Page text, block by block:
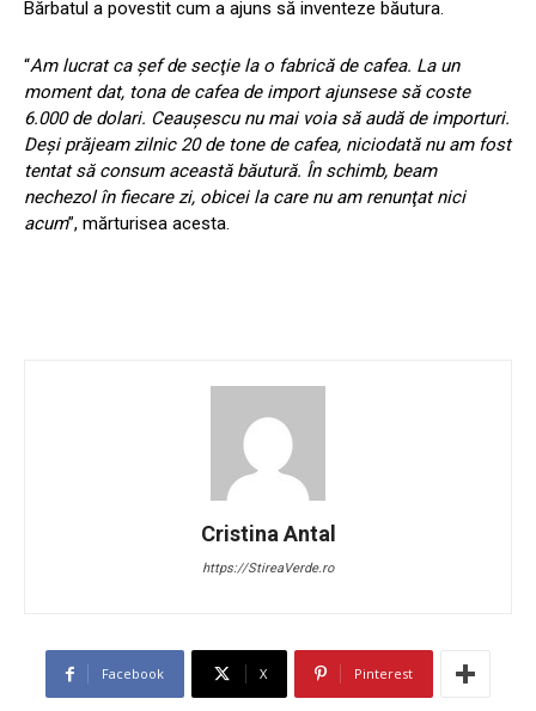
Bărbatul a povestit cum a ajuns să inventeze băutura.
“Am lucrat ca şef de secţie la o fabrică de cafea. La un
moment dat, tona de cafea de import ajunsese să coste
6.000 de dolari. Ceaușescu nu mai voia să audă de importuri.
Deşi prăjeam zilnic 20 de tone de cafea, niciodată nu am fost
tentat să consum această băutură. În schimb, beam
nechezol în fiecare zi, obicei la care nu am renunţat nici
acum”, mărturisea acesta.
Cristina Antal
https://StireaVerde.ro
Facebook X Pinterest